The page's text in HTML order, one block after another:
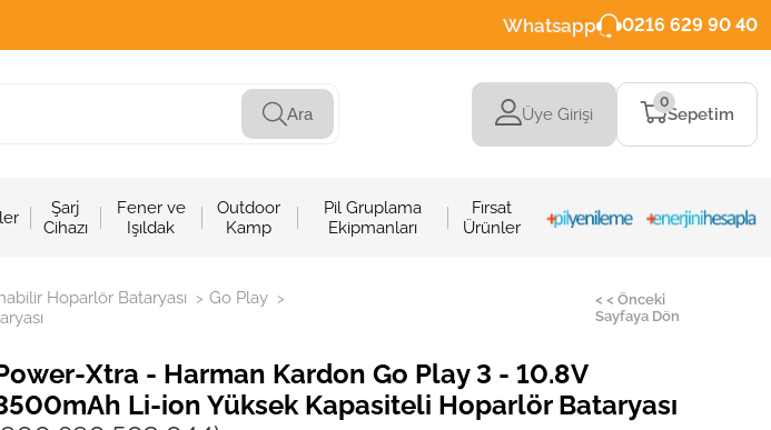
Whatsapp 0216 629 90 40
Ara Üye Girişi Sepetim
0
Şarj
Cihazı
Fener ve
Işıldak
Outdoor
Kamp
Pil Gruplama
Ekipmanları
Fırsat
Ürünler
Hoparlör Bataryası > Go Play >
< < Önceki
Sayfaya Dön
Xtra - Harman Kardon Go Play 3 - 10.8V
Li-ion Yüksek Kapasiteli Hoparlör Bataryası